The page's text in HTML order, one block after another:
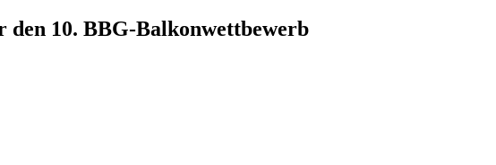
den 10. BBG-Balkonwettbewerb